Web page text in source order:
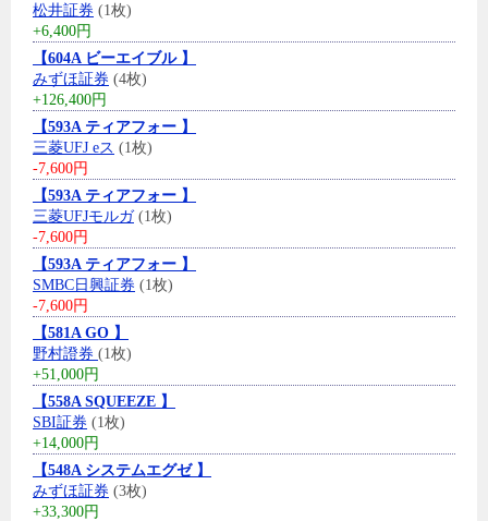
松井証券 (1枚)
+6,400円
【604A ビーエイブル 】
みずほ証券 (4枚)
+126,400円
【593A ティアフォー 】
三菱UFJ eス (1枚)
-7,600円
【593A ティアフォー 】
三菱UFJモルガ(1枚)
-7,600円
【593A ティアフォー 】
SMBC日興証券 (1枚)
-7,600円
【581A GO 】
野村證券 (1枚)
+51,000円
【558A SQUEEZE 】
SBI証券 (1枚)
+14,000円
【548A システムエグゼ 】
みずほ証券 (3枚)
+33,300円